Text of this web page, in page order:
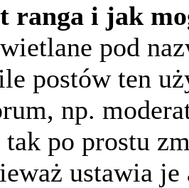
ranga i jak
pod
postów ten
np.
tak po prostu
ustawia